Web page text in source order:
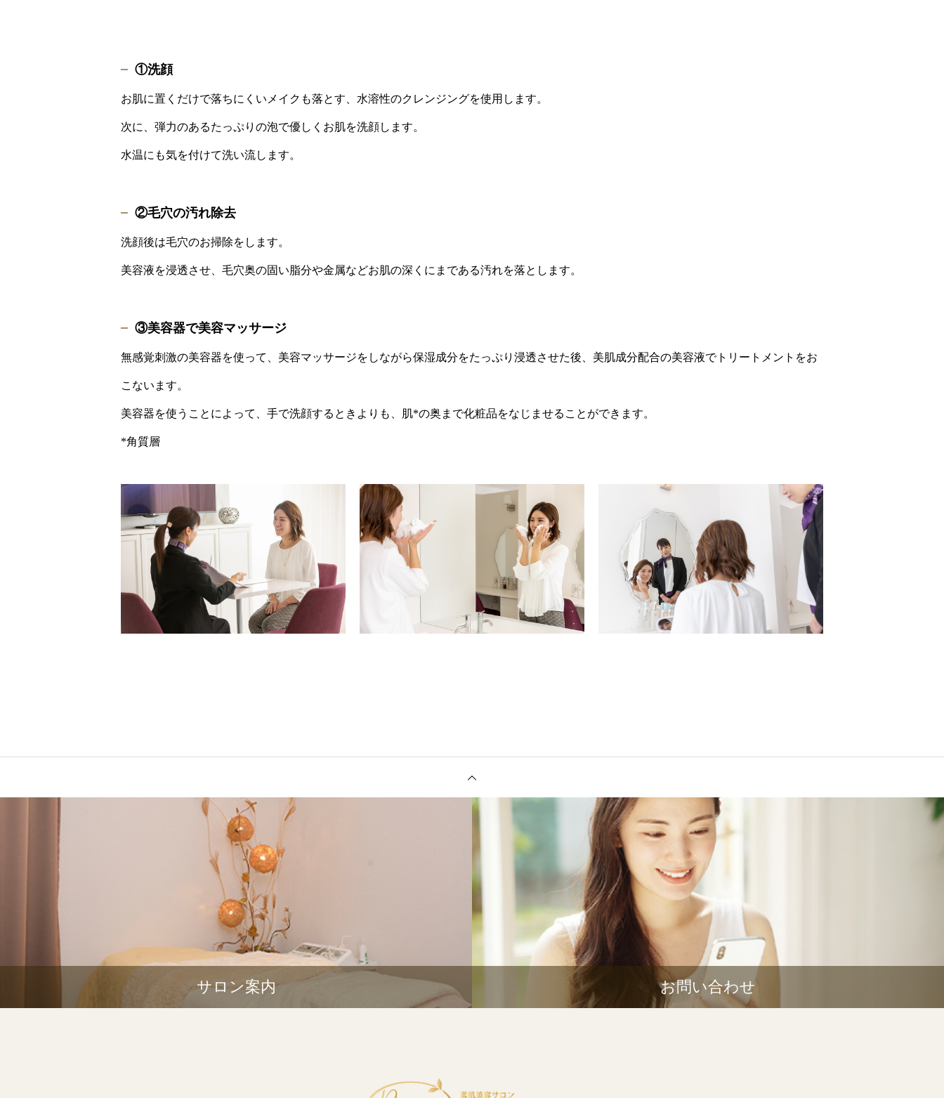
①洗顔
お肌に置くだけで落ちにくいメイクも落とす、水溶性のクレンジングを使用します。
次に、弾力のあるたっぷりの泡で優しくお肌を洗顔します。
水温にも気を付けて洗い流します。
②毛穴の汚れ除去
洗顔後は毛穴のお掃除をします。
美容液を浸透させ、毛穴奥の固い脂分や金属などお肌の深くにまである汚れを落とします。
③美容器で美容マッサージ
無感覚刺激の美容器を使って、美容マッサージをしながら保湿成分をたっぷり浸透させた後、美肌成分配合の美容液でトリートメントをお
こないます。
美容器を使うことによって、手で洗顔するときよりも、肌*の奥まで化粧品をなじませることができます。
*角質層
サロン案内 お問い合わせ